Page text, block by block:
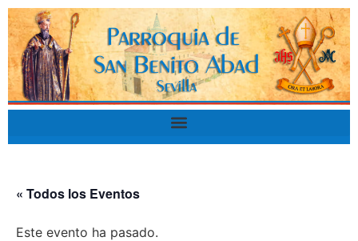
« Todos los Eventos
Este evento ha pasado.